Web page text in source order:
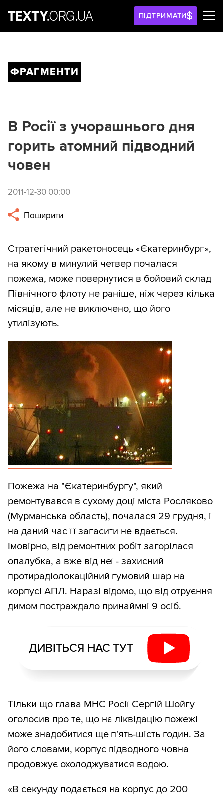
ПІДТРИМАТИ
ФРАГМЕНТИ
В Росії з учорашнього дня
горить атомний підводний
човен
2011-12-30 00:00
Поширити
Стратегічний ракетоносець «Єкатеринбург»,
на якому в минулий четвер почалася
пожежа, може повернутися в бойовий склад
Північного флоту не раніше, ніж через кілька
місяців, але не виключено, що його
утилізують.
Пожежа на "Єкатеринбургу", який
ремонтувався в сухому доці міста Росляково
(Мурманська область), почалася 29 грудня, і
на даний час її загасити не вдається.
Імовірно, від ремонтних робіт загорілася
опалубка, а вже від неї - захисний
протирадіолокаційний гумовий шар на
корпусі АПЛ. Наразі відомо, що від отруєння
димом постраждало принаймні 9 осіб.
ДИВІТЬСЯ НАС ТУТ
Тільки що глава МНС Росії Сергій Шойгу
оголосив про те, що на ліквідацію пожежі
може знадобитися ще п'ять-шість годин. За
його словами, корпус підводного човна
продовжує охолоджуватися водою.
«В секунду подається на корпус до 200